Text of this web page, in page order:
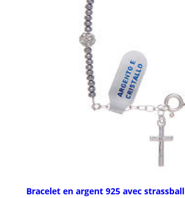
Bracelet en argent 925 avec strassball